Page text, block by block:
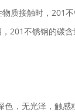
质接触时，201
201不锈钢的碳
，无光泽，触